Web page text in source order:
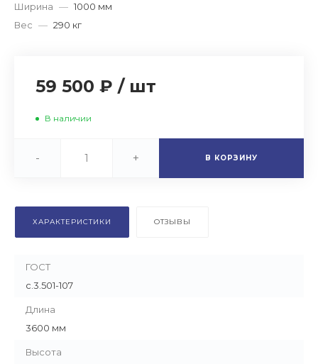
Ширина — 1000 мм
Вес — 290 кг
59 500 ₽ / шт
В наличии
- + В КОРЗИНУ
ХАРАКТЕРИСТИКИ ОТЗЫВЫ
ГОСТ
с.3.501-107
Длина
3600 мм
Высота